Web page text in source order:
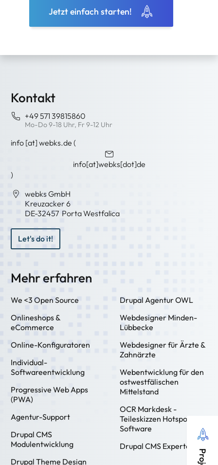
Jetzt einfach starten!
Kontakt
+49 571 39815860
Mo-Do 9-18 Uhr, Fr 9-12 Uhr
info [at]webks.de (
info[at]webks[dot]de
)
webks GmbH
Kreuzacker 6
DE-32457 Porta Westfalica
Let's do it!
Mehr erfahren
We <3 Open Source
Onlineshops &
eCommerce
Online-Konfiguratoren
Individual-
Softwareentwicklung
Progressive Web Apps
(PWA)
Agentur-Support
Drupal CMS
Modulentwicklung
Drupal Theme Design
Drupal Agentur OWL
Webdesigner Minden-
Lübbecke
Webdesigner für Ärzte &
Zahnärzte
Webentwicklung für den
ostwestfälischen
Mittelstand
OCR Markdesk -
Teileskizzen Hotspot
Software
Drupal CMS Experten